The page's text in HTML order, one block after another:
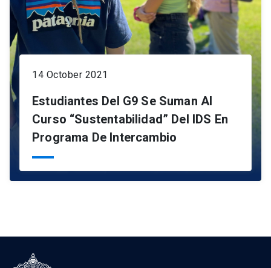
14 October 2021
Estudiantes Del G9 Se Suman Al
Curso “Sustentabilidad” Del IDS En
Programa De Intercambio